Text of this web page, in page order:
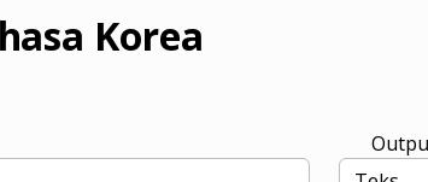
Korea